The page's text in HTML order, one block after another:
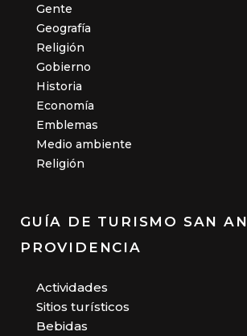
Gente
Geografía
Religión
Gobierno
Historia
Economía
Emblemas
Medio ambiente
Religión
GUÍA DE TURISMO SAN
PROVIDENCIA
Actividades
Sitios turísticos
Bebidas